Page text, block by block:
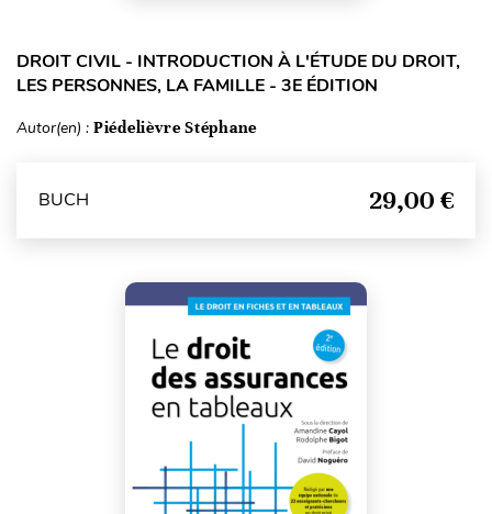
DROIT CIVIL - INTRODUCTION À L'ÉTUDE DU DROIT,
LES PERSONNES, LA FAMILLE - 3E ÉDITION
Autor(en) : Piédelièvre Stéphane
BUCH 29,00 €